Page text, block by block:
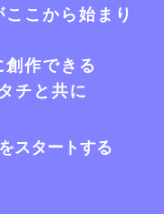
こから始まり
作できる
チと共に
スタートする